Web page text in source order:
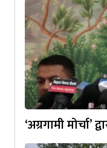
‘अग्रगामी